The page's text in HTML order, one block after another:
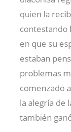
quien la
contestando
en que su
estaban
problemas
comenzado
la alegría de
también